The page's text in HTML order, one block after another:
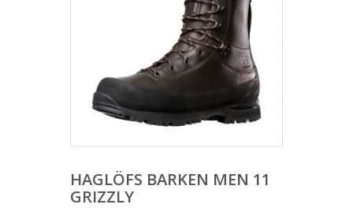
HAGLÖFS BARKEN MEN 11
GRIZZLY